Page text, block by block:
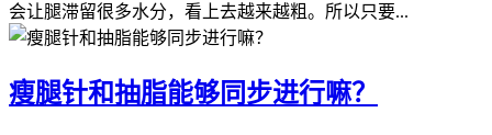
会让腿滞留很多水分，看上去越来越粗。所以只要...
瘦腿针和抽脂能够同步进行嘛？